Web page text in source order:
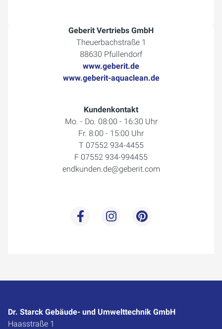
Geberit Vertriebs GmbH
Theuerbachstraße 1
88630 Pfullendorf
www.geberit.de
www.geberit-aquaclean.de
Kundenkontakt
Mo. - Do. 08:00 - 16:30 Uhr
Fr. 8:00 - 15:00 Uhr
T 07552 934-4455
F 07552 934-994455
endkunden.de@geberit.com
Dr. Starck Gebäude- und Umwelttechnik GmbH
Haasstraße 1